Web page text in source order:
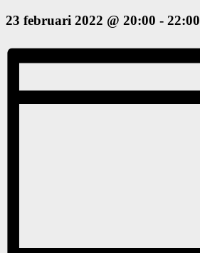
23 februari 2022 @ 20:00 - 22:00